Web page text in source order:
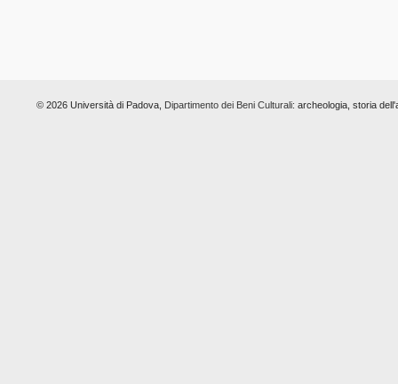
© 2026 Università di Padova, Dipartimento dei Beni Culturali: archeologia, storia